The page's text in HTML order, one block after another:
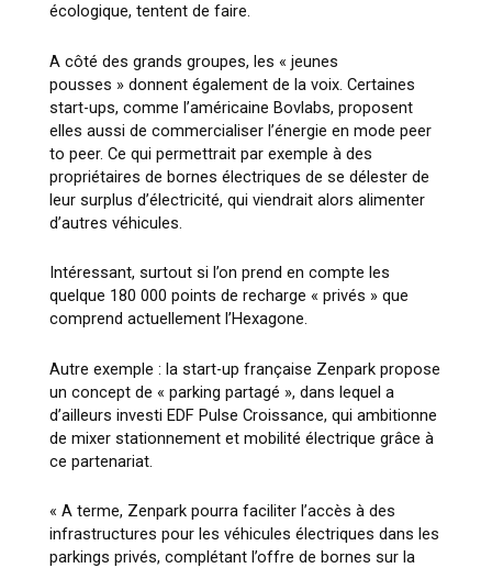
écologique, tentent de faire.
A côté des grands groupes, les « jeunes
pousses » donnent également de la voix. Certaines
start-ups, comme l’américaine Bovlabs, proposent
elles aussi de commercialiser l’énergie en mode peer
to peer. Ce qui permettrait par exemple à des
propriétaires de bornes électriques de se délester de
leur surplus d’électricité, qui viendrait alors alimenter
d’autres véhicules.
Intéressant, surtout si l’on prend en compte les
quelque 180 000 points de recharge « privés » que
comprend actuellement l’Hexagone.
Autre exemple : la start-up française Zenpark propose
un concept de « parking partagé », dans lequel a
d’ailleurs investi EDF Pulse Croissance, qui ambitionne
de mixer stationnement et mobilité électrique grâce à
ce partenariat.
« A terme, Zenpark pourra faciliter l’accès à des
infrastructures pour les véhicules électriques dans les
parkings privés, complétant l’offre de bornes sur la